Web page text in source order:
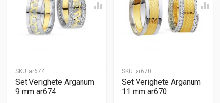
SKU: ar674
Set Verighete Arganum
9 mm ar674
SKU: ar670
Set Verighete Arganum
11 mm ar670